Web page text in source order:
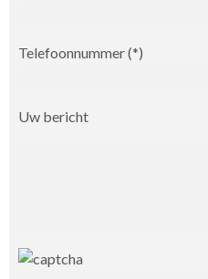
Telefoonnummer (*)
Uw bericht